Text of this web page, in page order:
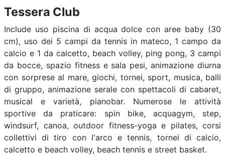
Tessera Club
Include uso piscina di acqua dolce con aree baby (30
cm), uso dei 5 campi da tennis in mateco, 1 campo da
calcio e 1 da calcetto, beach volley, ping pong, 3 campi
da bocce, spazio fitness e sala pesi, animazione diurna
con sorprese al mare, giochi, tornei, sport, musica, balli
di gruppo, animazione serale con spettacoli di cabaret,
musical e varietà, pianobar. Numerose le attività
sportive da praticare: spin bike, acquagym, step,
windsurf, canoa, outdoor fitness-yoga e pilates, corsi
collettivi di tiro con l'arco e tennis, tornei di calcio,
calcetto e beach volley, beach tennis e street basket.